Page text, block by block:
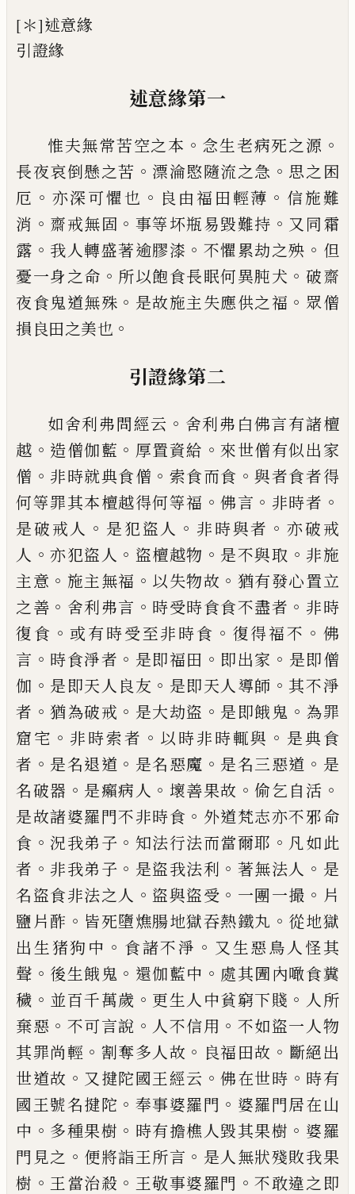
[＊]述意緣
引證緣
述意緣第一
惟夫無常苦空之本 。 念生老病死之源 。
長夜哀倒懸之苦 。 漂淪愍隨流之急 。 思之困
厄 。 亦深可懼也 。 良由福田輕薄 。 信施難
消 。 齋戒無固 。 事等坏瓶易毀難持 。 又同霜
露 。 我人轉盛著逾膠漆 。 不懼累劫之殃 。 但
憂一身之命 。 所以飽食長眠何異肫犬 。 破齋
夜食鬼道無殊 。 是故施主失應供之福 。 眾僧
損良田之美也 。
引證緣第二
如舍利弗問經云 。 舍利弗白佛言有諸檀
越 。 造僧伽藍 。 厚置資給 。 來世僧有似出家
僧 。 非時就典食僧 。 索食而食 。與者食者得
何等罪其本檀越得何等福 。佛言 。 非時者 。
是破戒人 。 是犯盜人 。 非時與者 。 亦破戒
人 。亦犯盜人 。 盜檀越物 。 是不與取 。 非施
主意 。 施主無福 。 以失物故 。 猶有發心置立
之善 。 舍利弗言 。 時受時食食不盡者 。 非時
復食 。 或有時受至非時食 。 復得福不 。 佛
言 。 時食淨者 。 是即福田 。 即出家 。 是即僧
伽 。 是即天人良友 。 是即天人導師 。其不淨
者 。猶為破戒 。 是大劫盜 。 是即餓鬼 。 為罪
窟宅 。 非時索者 。 以時非時輒與 。 是典食
者 。 是名退道 。 是名惡魔 。 是名三惡道 。 是
名破器 。 是癩病人 。 壞善果故 。偷乞自活 。
是故諸婆羅門不非時食 。 外道梵志亦不邪命
食 。況我弟子 。 知法行法而當爾耶 。 凡如此
者 。 非我弟子 。 是盜我法利 。 著無法人 。 是
名盜食非法之人 。 盜與盜受 。 一團一撮 。 片
鹽片酢 。 皆死墮燋腸地獄吞熱鐵丸 。 從地獄
出生猪狗中 。 食諸不淨 。 又生惡鳥人怪其
聲 。 後生餓 鬼 。 還伽藍中 。 處其圊內噉食糞
穢 。 並百千萬歲 。 更生人中貧窮下賤 。 人所
棄惡 。 不可言說 。 人不信用 。 不如盜一人物
其罪尚輕 。 割奪多人故 。 良福田故 。 斷絕出
世道故 。 又揵陀國王經云 。佛在世時 。 時有
國王號名揵陀 。 奉事婆羅門 。 婆羅門居在山
中 。 多種果樹 。 時有擔樵人毀其果樹 。 婆羅
門見之 。 便將詣王所言 。 是人無狀殘敗我果
樹 。 王當治殺 。 王敬事婆羅門 。不敢違之即